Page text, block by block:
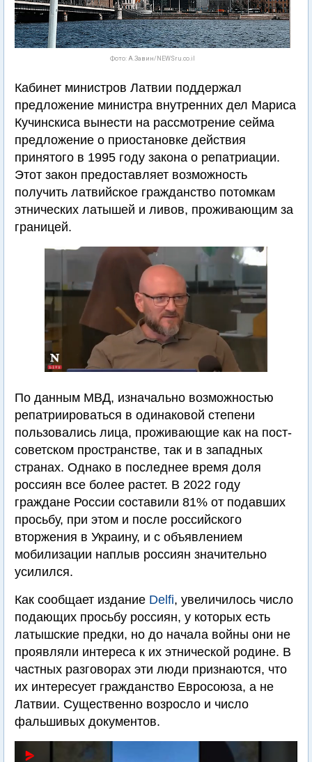
Фото: А.Завин/NEWSru.co.il
Кабинет министров Латвии поддержал
предложение министра внутренних дел Мариса
Кучинскиса вынести на рассмотрение сейма
предложение о приостановке действия
принятого в 1995 году закона о репатриации.
Этот закон предоставляет возможность
получить латвийское гражданство потомкам
этнических латышей и ливов, проживающим за
границей.
По данным МВД, изначально возможностью
репатриироваться в одинаковой степени
пользовались лица, проживающие как на пост-
советском пространстве, так и в западных
странах. Однако в последнее время доля
россиян все более растет. В 2022 году
граждане России составили 81% от подавших
просьбу, при этом и после российского
вторжения в Украину, и с объявлением
мобилизации наплыв россиян значительно
усилился.
Как сообщает издание Delfi, увеличилось число
подающих просьбу россиян, у которых есть
латышские предки, но до начала войны они не
проявляли интереса к их этнической родине. В
частных разговорах эти люди признаются, что
их интересует гражданство Евросоюза, а не
Латвии. Существенно возросло и число
фальшивых документов.